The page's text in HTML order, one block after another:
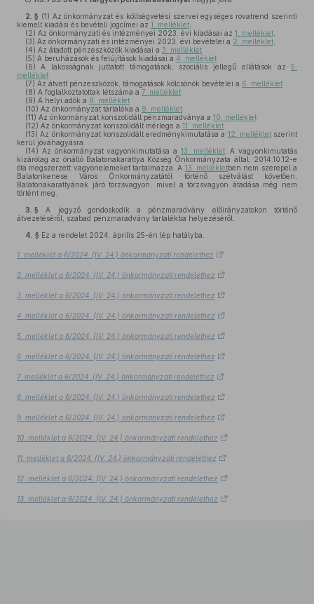
2. § (1) Az önkormányzat és költségvetési szervei egységes rovatrend szerinti
kiemelt kiadási és bevételi jogcímei az 1. melléklet
(2) Az önkormányzati és intézményei 2023. évi kiadásai az 1. melléklet
(3) Az önkormányzati és intézményei 2023. évi bevételei a 2. melléklet
(4) Az átadott pénzeszközök kiadásai a 3. melléklet
(5) A beruházások és felújítások kiadásai a 4. melléklet
(6) A lakosságnak juttatott támogatások, szociális jellegű ellátások az 5.
melléklet
(7) Az átvett pénzeszközök, támogatások kölcsönök bevételei a 6. melléklet
(8) A foglalkoztatottak létszáma a 7. melléklet
(9) A helyi adók a 8. melléklet
(10) Az önkormányzat tartaléka a 9. melléklet
(11) Az önkormányzat konszolidált pénzmaradványa a 10. melléklet
(12) Az önkormányzat konszolidált mérlege a 11. melléklet
(13) Az önkormányzat konszolidált eredménykimutatása a 12. mellékletszerint
kerül jóváhagyásra.
(14) Az önkormányzat vagyonkimutatása a 13. melléklet. A vagyonkimutatás
kizárólag az önálló Balatonakarattya Község Önkormányzata által, 2014.10.12-e
óta megszerzett vagyonelemeket tartalmazza. A 13. mellékletben nem szerepel a
Balatonkenese Város Önkormányzatától történő szétválást követően,
Balatonakarattyának járó törzsvagyon, mivel a törzsvagyon átadása még nem
történt meg.
3. § A jegyző gondoskodik a pénzmaradvány előirányzatokon történő
átvezetéséről, szabad pénzmaradvány tartalékba helyezéséről.
4. § Ez a rendelet 2024. április 25-én lép hatályba.
1. melléklet a 6/2024. (IV. 24.) önkormányzati rendelethez
2. melléklet a 6/2024. (IV. 24.) önkormányzati rendelethez
3. melléklet a 6/2024. (IV. 24.) önkormányzati rendelethez
4. melléklet a 6/2024. (IV. 24.) önkormányzati rendelethez
5. melléklet a 6/2024. (IV. 24.) önkormányzati rendelethez
6. melléklet a 6/2024. (IV. 24.) önkormányzati rendelethez
7. melléklet a 6/2024. (IV. 24.) önkormányzati rendelethez
8. melléklet a 6/2024. (IV. 24.) önkormányzati rendelethez
9. melléklet a 6/2024. (IV. 24.) önkormányzati rendelethez
10. melléklet a 6/2024. (IV. 24.) önkormányzati rendelethez
11. melléklet a 6/2024. (IV. 24.) önkormányzati rendelethez
12. melléklet a 6/2024. (IV. 24.) önkormányzati rendelethez
13. melléklet a 6/2024. (IV. 24.) önkormányzati rendelethez